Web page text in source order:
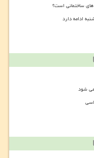
ساختمانی است؟
می شود